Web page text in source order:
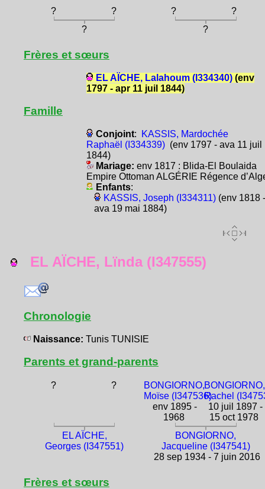
? ? ?
?
?
?
Frères et sœurs
EL AÏCHE, Lalahoum (I334340)(env
1797 - apr 11 juil 1844)
Famille
Conjoint:
KASSIS, Mardochée
Raphaël (I334339)(env 1797 - ava 11 juil
1844)
Mariage: env 1817 : Blida-El Boulaida
Empire Ottoman ALGÉRIE Régence
Enfants:
KASSIS, Joseph (I334311)(env 1818 -
ava 19 mai 1884)
EL AÏCHE, Lïnda (I347555)
Chronologie
Naissance: Tunis TUNISIE
Parents et grand-parents
? ?
BONGIORNO,
Moïse (I347536)
env 1895 -
1968
BONGIORNO,
Rachel
10 juil 1897 -
15 oct 1978
EL AÏCHE,
Georges (I347551)
BONGIORNO,
Jacqueline (I347541)
28 sep 1934 - 7 juin 2016
Frères et sœurs